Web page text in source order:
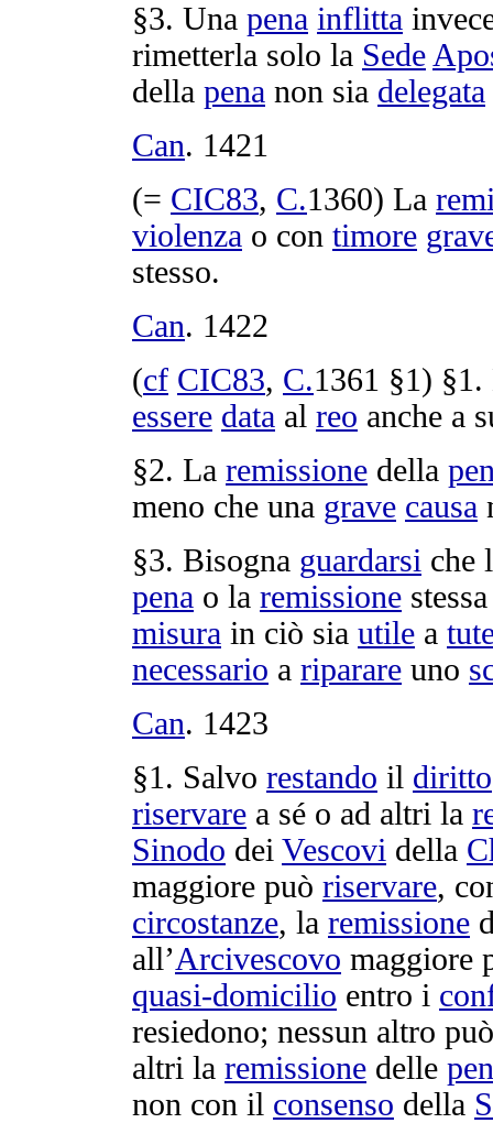
§3. Una pena inflitta
rimetterla solo la Sede
della pena non sia delegata
Can. 1421
(= CIC83, C.1360) La
violenza o con timore
stesso.
Can. 1422
(cf CIC83, C.1361 §1)
essere data al reo anche a
§2. La remissione della
meno che una grave causa
§3. Bisogna guardarsi che
pena o la remissione
misura in ciò sia utile a
necessario a riparare uno
Can. 1423
§1. Salvo restando il diritto
riservare a sé o ad altri la
Sinodo dei Vescovi della
maggiore può riservare,
circostanze, la remissione
all’Arcivescovo maggiore
quasi-domicilio entro i
resiedono; nessun altro
altri la remissione delle
non con il consenso della